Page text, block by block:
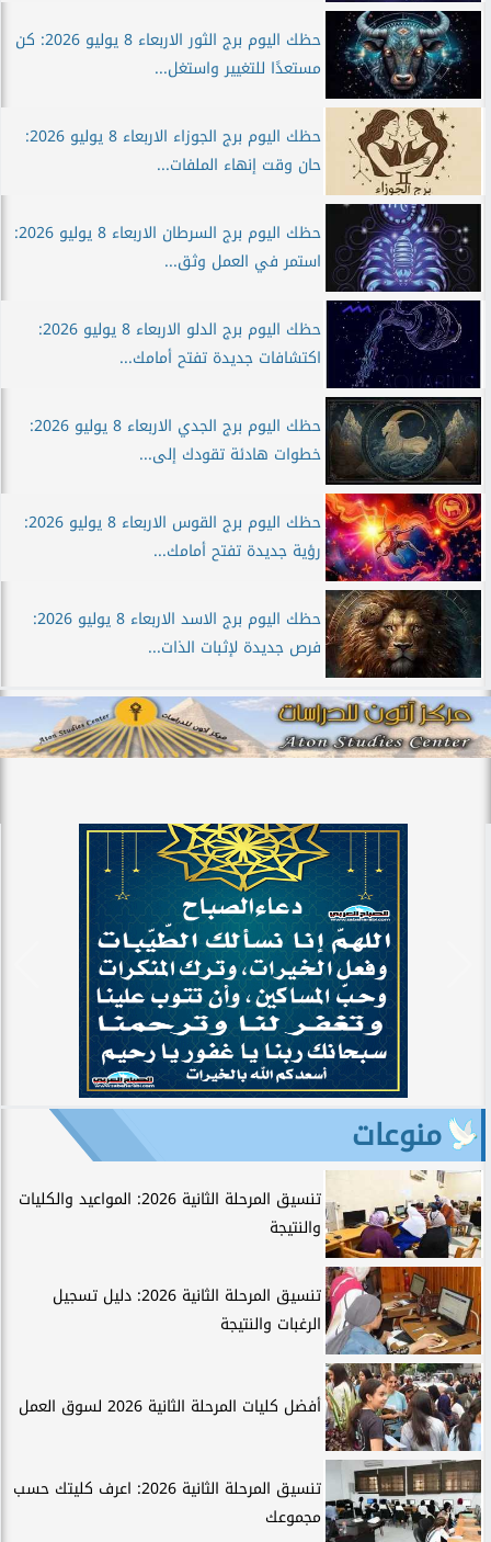
حظك اليوم برج الثور الاربعاء 8 يوليو 2026: كن
مستعدًا للتغيير واستغل...
حظك اليوم برج الجوزاء الاربعاء 8 يوليو 2026:
حان وقت إنهاء الملفات...
حظك اليوم برج السرطان الاربعاء 8 يوليو 2026:
استمر في العمل وثق...
حظك اليوم برج الدلو الاربعاء 8 يوليو 2026:
اكتشافات جديدة تفتح أمامك...
حظك اليوم برج الجدي الاربعاء 8 يوليو 2026:
خطوات هادئة تقودك إلى...
حظك اليوم برج القوس الاربعاء 8 يوليو 2026:
رؤية جديدة تفتح أمامك...
حظك اليوم برج الاسد الاربعاء 8 يوليو 2026:
فرص جديدة لإثبات الذات...
منوعات
تنسيق المرحلة الثانية 2026: المواعيد والكليات
والنتيجة
تنسيق المرحلة الثانية 2026: دليل تسجيل
الرغبات والنتيجة
أفضل كليات المرحلة الثانية 2026 لسوق العمل
تنسيق المرحلة الثانية 2026: اعرف كليتك حسب
مجموعك